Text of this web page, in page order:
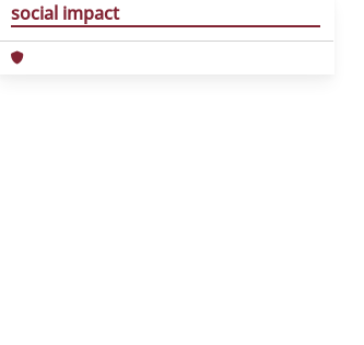
social impact